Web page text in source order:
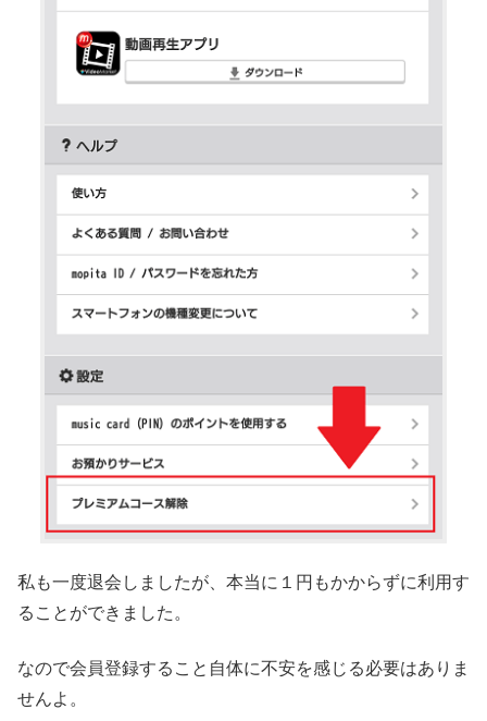
私も一度退会しましたが、本当に１円もかからずに利用す
ることができました。
なので会員登録すること自体に不安を感じる必要はありま
せんよ。